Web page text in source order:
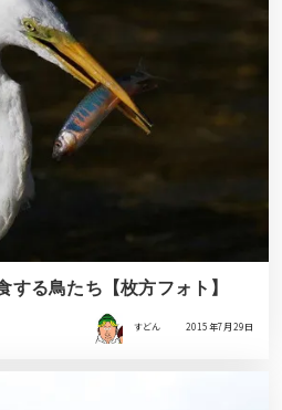
する鳥たち【枚方フォト】
すどん 2015年7月29日